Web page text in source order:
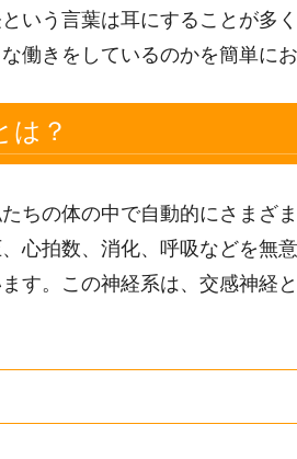
いう言葉は耳にすることが多
働きをしているのかを簡単に
は？
ちの体の中で自動的にさまざ
心拍数、消化、呼吸などを無
す。この神経系は、交感神経